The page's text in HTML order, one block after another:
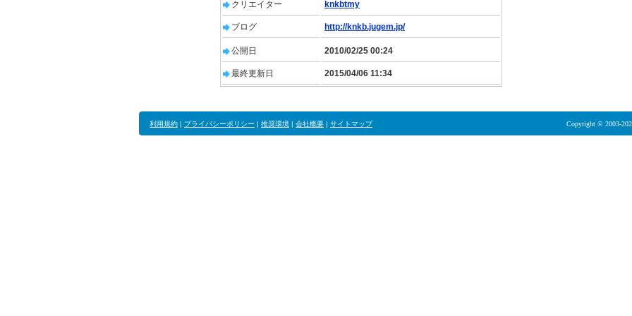
クリエイター knkbtmy
ブログ http://knkb.jugem.jp/
公開日 2010/02/25 00:24
最終更新日 2015/04/06 11:34
利用規約 | プライバシーポリシー | 推奨環境 | 会社概要 | サイトマップ Copyright © 2003-